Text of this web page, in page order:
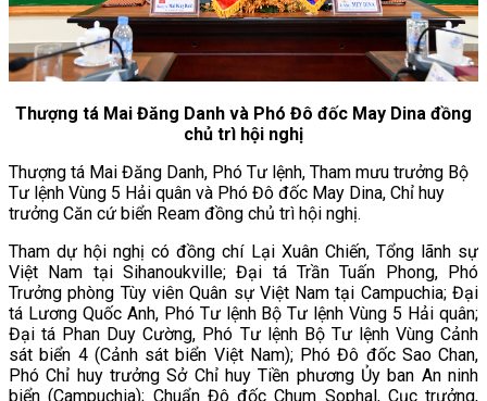
Thượng tá Mai Đăng Danh và Phó Đô đốc May Dina đồng
chủ trì hội nghị
Thượng tá Mai Đăng Danh, Phó Tư lệnh, Tham mưu trưởng Bộ
Tư lệnh Vùng 5 Hải quân và Phó Đô đốc May Dina, Chỉ huy
trưởng Căn cứ biển Ream đồng chủ trì hội nghị.
Tham dự hội nghị có đồng chí Lại Xuân Chiến, Tổng lãnh sự
Việt Nam tại Sihanoukville; Đại tá Trần Tuấn Phong, Phó
Trưởng phòng Tùy viên Quân sự Việt Nam tại Campuchia; Đại
tá Lương Quốc Anh, Phó Tư lệnh Bộ Tư lệnh Vùng 5 Hải quân;
Đại tá Phan Duy Cường, Phó Tư lệnh Bộ Tư lệnh Vùng Cảnh
sát biển 4 (Cảnh sát biển Việt Nam); Phó Đô đốc Sao Chan,
Phó Chỉ huy trưởng Sở Chỉ huy Tiền phương Ủy ban An ninh
biển (Campuchia); Chuẩn Đô đốc Chum Sophal, Cục trưởng,